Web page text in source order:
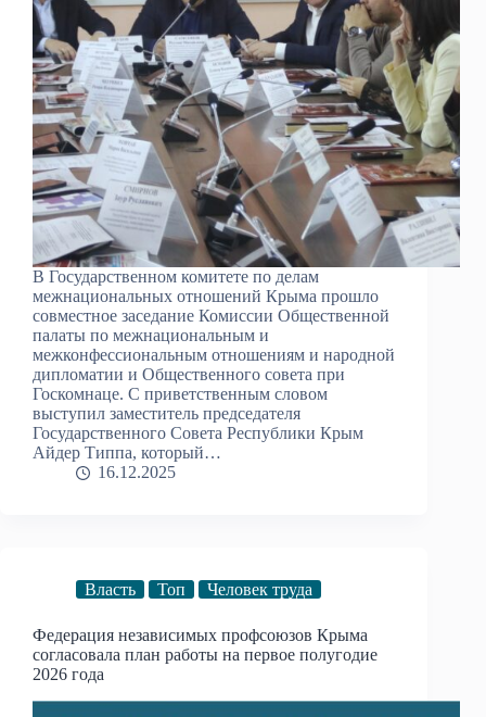
В Государственном комитете по делам
межнациональных отношений Крыма прошло
совместное заседание Комиссии Общественной
палаты по межнациональным и
межконфессиональным отношениям и народной
дипломатии и Общественного совета при
Госкомнаце. С приветственным словом
выступил заместитель председателя
Государственного Совета Республики Крым
Айдер Типпа, который…
16.12.2025
Власть Топ Человек труда
Федерация независимых профсоюзов Крыма
согласовала план работы на первое полугодие
2026 года